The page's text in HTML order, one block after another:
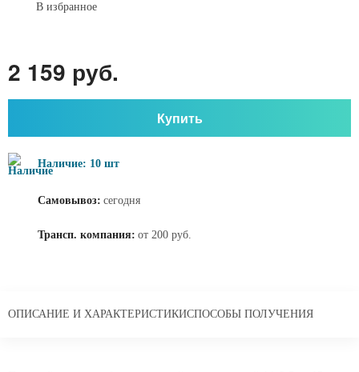
В избранное
2 159 руб.
Купить
Наличие: 10 шт
Самовывоз: сегодня
Трансп. компания: от 200 руб.
ОПИСАНИЕ И ХАРАКТЕРИСТИКИСПОСОБЫ ПОЛУЧЕНИЯ